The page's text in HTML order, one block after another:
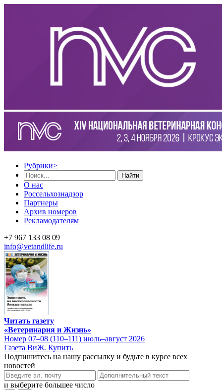
Рубрики>
Найти
О нас
Россельхознадзор
Партнеры
Архив номеров
Рекламодателям
+7 967 133 08 09
info@vetandlife.ru
Читать газету
«Ветеринария и Жизнь»
Номер 07–08 (110–111) июль–август 2026
Газета ВиЖ. Купить
Подпишитесь на нашу рассылку и будьте в курсе всех
новостей
и выберите большее число